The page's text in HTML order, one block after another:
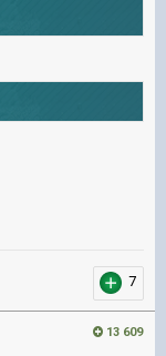
7
13 609